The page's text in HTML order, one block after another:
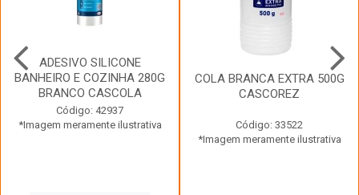
ADESIVO SILICONE
BANHEIRO E COZINHA 280G
BRANCO CASCOLA
Código: 42937
*Imagem meramente ilustrativa
COLA BRANCA EXTRA 500G
CASCOREZ
Código: 33522
*Imagem meramente ilustrativa